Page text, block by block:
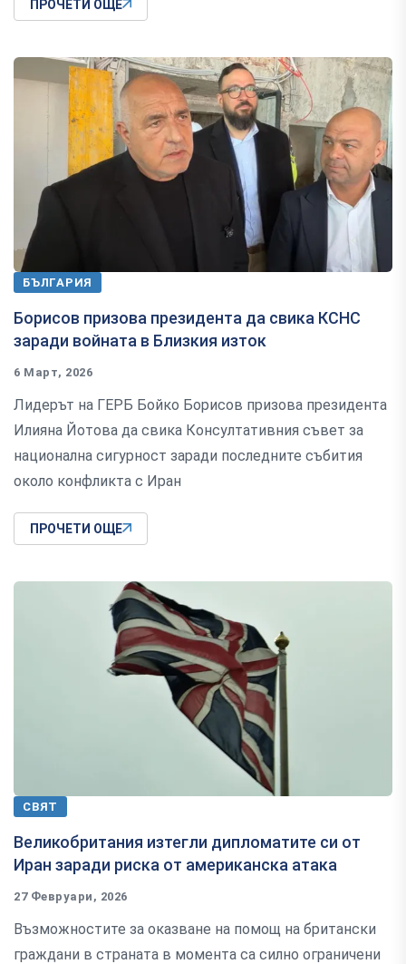
ПРОЧЕТИ ОЩЕ
БЪЛГАРИЯ
Борисов призова президента да свика КСНС
заради войната в Близкия изток
6 Март, 2026
Лидерът на ГЕРБ Бойко Борисов призова президента
Илияна Йотова да свика Консултативния съвет за
национална сигурност заради последните събития
около конфликта с Иран
ПРОЧЕТИ ОЩЕ
СВЯТ
Великобритания изтегли дипломатите си от
Иран заради риска от американска атака
27 Февруари, 2026
Възможностите за оказване на помощ на британски
граждани в страната в момента са силно ограничени